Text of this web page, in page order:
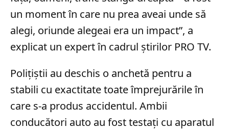
un moment în care nu prea aveai unde să
alegi, oriunde alegeai era un impact”, a
explicat un expert în cadrul știrilor PRO TV.
Polițiștii au deschis o anchetă pentru a
stabili cu exactitate toate împrejurările în
care s-a produs accidentul. Ambii
conducători auto au fost testați cu aparatul